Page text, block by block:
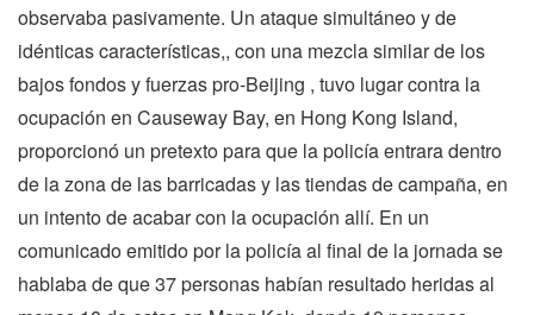
observaba pasivamente. Un ataque simultáneo y de
idénticas características,, con una mezcla similar de los
bajos fondos y fuerzas pro-Beijing , tuvo lugar contra la
ocupación en Causeway Bay, en Hong Kong Island,
proporcionó un pretexto para que la policía entrara dentro
de la zona de las barricadas y las tiendas de campaña, en
un intento de acabar con la ocupación allí. En un
comunicado emitido por la policía al final de la jornada se
hablaba de que 37 personas habían resultado heridas al